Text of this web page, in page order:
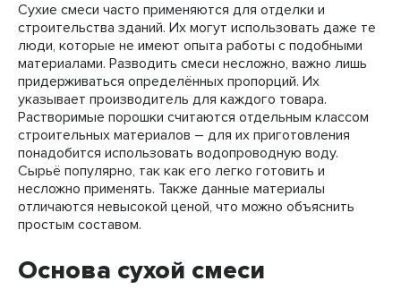
Сухие смеси часто применяются для отделки и
строительства зданий. Их могут использовать даже те
люди, которые не имеют опыта работы с подобными
материалами. Разводить смеси несложно, важно лишь
придерживаться определённых пропорций. Их
указывает производитель для каждого товара.
Растворимые порошки считаются отдельным классом
строительных материалов – для их приготовления
понадобится использовать водопроводную воду.
Сырьё популярно, так как его легко готовить и
несложно применять. Также данные материалы
отличаются невысокой ценой, что можно объяснить
простым составом.
Основа сухой смеси